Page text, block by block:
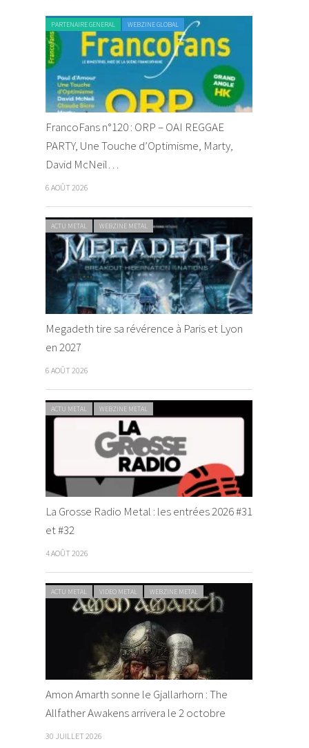
PARTENAIRE GENERAL WEBZINE GLOBAL
FrancoFans n°120 : ORP – OAI REGGAE
PARTY, Une Touche d’Optimisme, Marty,
David McNeil…
6 AOÛT 2026
ACTU METAL WEBZINE METAL
Megadeth tire sa révérence à Paris et Lyon
en 2027
6 AOÛT 2026
ACTU METAL WEBZINE METAL
La Grosse Radio Metal : les entrées 2026 #31
et #32
4 AOÛT 2026
ACTU METAL VIDEO METAL WEBZINE METAL
Amon Amarth sonne le Gjallarhorn : The
Allfather Awakens arrivera le 2 octobre
30 JUILLET 2026